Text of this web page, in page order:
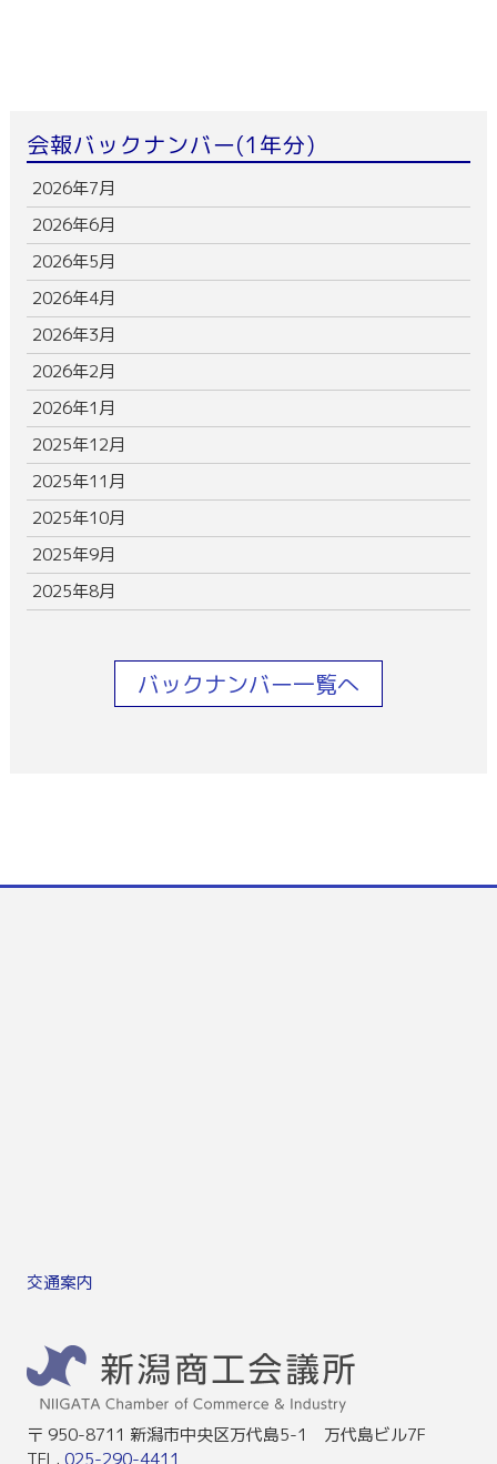
会報バックナンバー(1年分)
2026年7月
2026年6月
2026年5月
2026年4月
2026年3月
2026年2月
2026年1月
2025年12月
2025年11月
2025年10月
2025年9月
2025年8月
バックナンバー一覧へ
交通案内
〒 950-8711 新潟市中央区万代島5-1 万代島ビル7F
TEL. 025-290-4411